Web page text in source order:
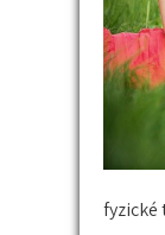
fyzické